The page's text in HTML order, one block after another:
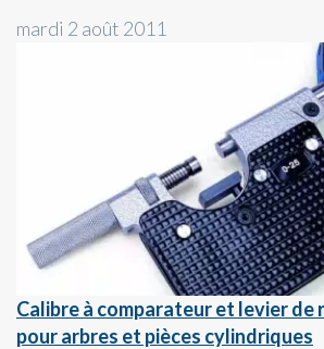
mardi 2 août 2011
Calibre à comparateur et levier
pour arbres et pièces cylindriques